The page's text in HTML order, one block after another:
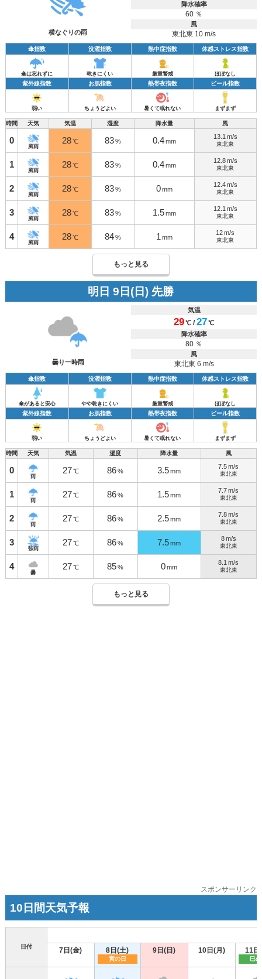
横なぐりの雨
降水確率
60 ％
風
東北東 10 m/s
傘指数 洗濯指数 熱中症指数 体感ストレス指数
傘は忘れずに 乾きにくい 厳重警戒 ほぼなし
紫外線指数 お肌指数 熱帯夜指数 ビール指数
弱い ちょうどよい 暑くて眠れない まずまず
時間 天気 気温 湿度 降水量 風
0
風雨
28℃ 83% 0.4mm
13.1 m/s
東北東
1
風雨
28℃ 83% 0.4mm
12.8m/s
東北東
2
風雨
28℃ 83% 0mm
12.4m/s
東北東
3
風雨
28℃ 83% 1.5mm
12.1 m/s
東北東
4
風雨
28℃ 84% 1 mm
12 m/s
東北東
もっと見る
明日 9日(日) 先勝
曇り一時雨
気温
29℃ /27℃
降水確率
80 ％
風
東北東 6 m/s
傘指数 洗濯指数 熱中症指数 体感ストレス指数
傘があると安心 やや乾きにくい 厳重警戒 ほぼなし
紫外線指数 お肌指数 熱帯夜指数 ビール指数
弱い ちょうどよい 暑くて眠れない まずまず
時間 天気 気温 湿度 降水量 風
0
雨
27 ℃ 86 % 3.5 mm
7.5 m/s
東北東
1
雨
27 ℃ 86 % 1.5 mm
7.7 m/s
東北東
2
雨
27 ℃ 86 % 2.5 mm
7.8 m/s
東北東
3
強雨
27 ℃ 86 % 7.5 mm
8m/s
東北東
4
曇
27 ℃ 85 % 0 mm
8.1 m/s
東北東
もっと見る
スポンサーリンク
10日間天気予報
日付 7日(金) 8日(土)
寅の日
9日(日) 10日(月) 11日
巳